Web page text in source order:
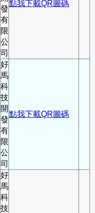
發
有
限
公
司
點我下載QR圖碼
好
馬
科
技
開
發
有
限
公
司
點我下載QR圖碼
好
馬
科
技